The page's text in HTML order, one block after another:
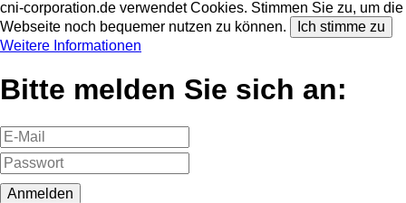
cni-corporation.de verwendet Cookies. Stimmen Sie zu, um die
Webseite noch bequemer nutzen zu können.
Ich stimme zu
Weitere Informationen
Bitte melden Sie sich an: